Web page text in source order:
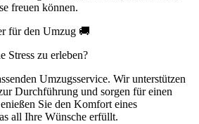
freuen können.
für den Umzug 🚚
Stress zu erleben?
Umzugsservice. Wir unterstützen
Durchführung und sorgen für einen
Sie den Komfort eines
all Ihre Wünsche erfüllt.